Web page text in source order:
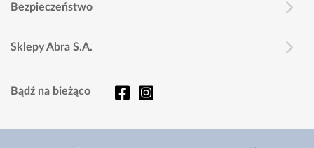
Bezpieczeństwo
Sklepy Abra S.A.
Bądź na bieżąco